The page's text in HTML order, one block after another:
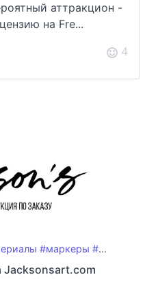
аттракцион -
на Fre...
4
#маркеры #карандаши
Jacksonsart.com